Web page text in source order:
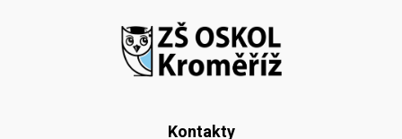
Kontakty